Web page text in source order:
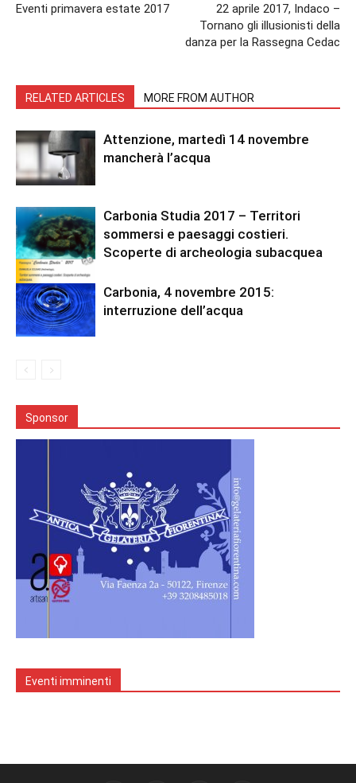
Eventi primavera estate 2017
22 aprile 2017, Indaco –
Tornano gli illusionisti della
danza per la Rassegna Cedac
RELATED ARTICLES MORE FROM AUTHOR
Attenzione, martedì 14 novembre
mancherà l’acqua
Carbonia Studia 2017 – Territori
sommersi e paesaggi costieri.
Scoperte di archeologia subacquea
Carbonia, 4 novembre 2015:
interruzione dell’acqua
Sponsor
Eventi imminenti